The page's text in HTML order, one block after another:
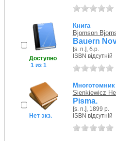
Доступно
1 из 1
Книга
Bjornson
Bauern
[s. n.], б.р.
ISBN відсутній
Нет экз.
Многотомник
Sienkiewicz
Pisma.
[s. n.], 1899 р.
ISBN відсутній